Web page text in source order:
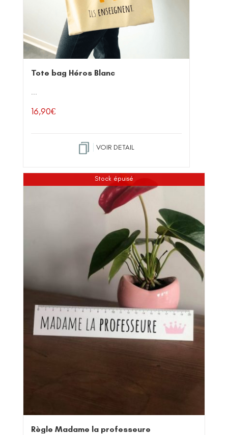
Tote bag Héros Blanc
...
16,90€
VOIR DETAIL
Stock épuisé
Règle Madame la professeure